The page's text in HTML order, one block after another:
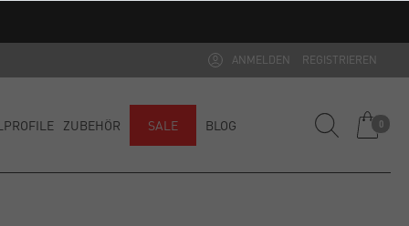
ANMELDEN REGISTRIEREN
ZUBEHÖR SALE BLOG 0